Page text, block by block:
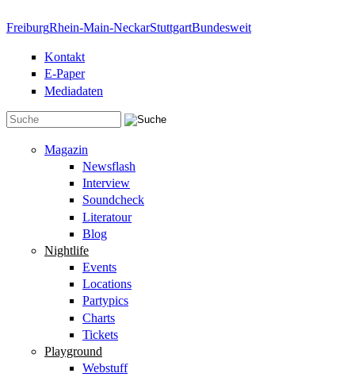
FreiburgRhein-Main-NeckarStuttgartBundesweit
Kontakt
E-Paper
Mediadaten
Magazin
Newsflash
Interview
Soundcheck
Literatour
Blog
Nightlife
Events
Locations
Partypics
Charts
Tickets
Playground
Webstuff